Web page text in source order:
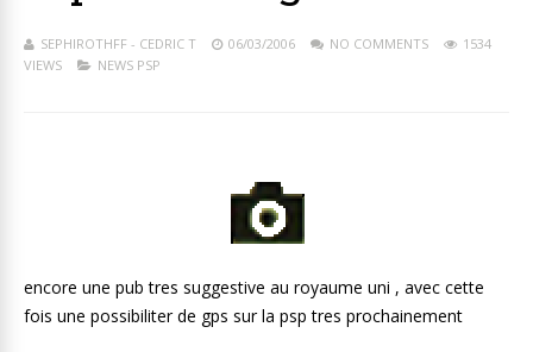
SEPHIROTHFF - CEDRIC T 06/03/2006 NO COMMENTS
1534
VIEWS
NEWS PSP
encore une pub tres suggestive au royaume uni , avec cette
fois une possibiliter de gps sur la psp tres prochainement